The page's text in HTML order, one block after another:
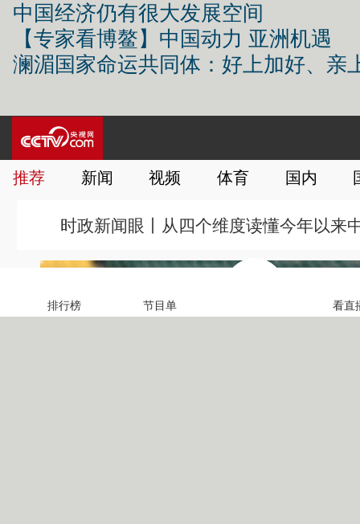
中国经济仍有很大发展空间
【专家看博鳌】中国动力 亚洲机遇
澜湄国家命运共同体：好上加好、亲